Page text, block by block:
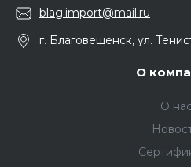
blag.import@mail.ru
г. Благовещенск, ул.
О
О